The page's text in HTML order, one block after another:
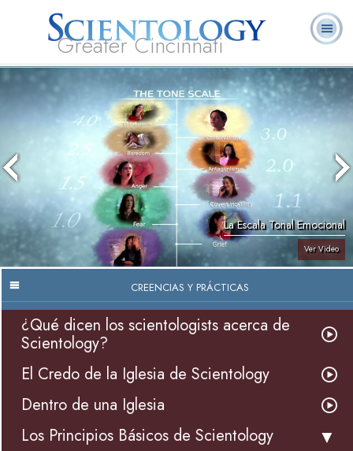
Greater Cincinnati
Acerca de
Nosotros
¿Qué es
Voluntarios
Preguntas
Frecuentes
Libros
La Escala Tonal Emocional
Ver Video
CREENCIAS Y PRÁCTICAS
¿Qué dicen los scientologists acerca de
Scientology?
El Credo de la Iglesia de Scientology
Dentro de una Iglesia
Los Principios Básicos de Scientology